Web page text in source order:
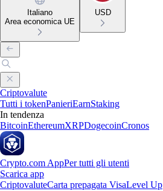
Italiano
Area economica UE
USD
Criptovalute
Tutti i tokenPanieriEarnStaking
In tendenza
BitcoinEthereumXRPDogecoinCronos
Crypto.com AppPer tutti gli utenti
Scarica app
CriptovaluteCarta prepagata VisaLevel Up